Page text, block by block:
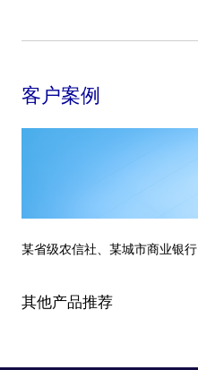
客户案例
某省级农信社、某城市商业银行
其他产品推荐